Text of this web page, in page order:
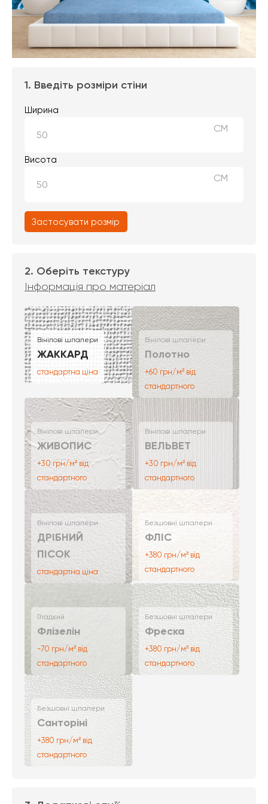
1. Введіть розміри стіни
Ширина
СМ
Висота
СМ
Застосувати розмір
2. Оберіть текстуру
Інформація про матеріал
Вінілові шпалери
ЖАККАРД
стандартна ціна
Вінілові шпалери
Полотно
+60 грн/м² від
стандартного
Вінілові шпалери
ЖИВОПИС
+30 грн/м² від
стандартного
Вінілові шпалери
ВЕЛЬВЕТ
+30 грн/м² від
стандартного
Вінілові шпалери
ДРІБНИЙ
ПІСОК
стандартна ціна
Безшовні шпалери
ФЛІС
+380 грн/м² від
стандартного
Гладкий
Флізелін
-70 грн/м² від
стандартного
Безшовні шпалери
Фреска
+380 грн/м² від
стандартного
Безшовні шпалери
Санторіні
+380 грн/м² від
стандартного